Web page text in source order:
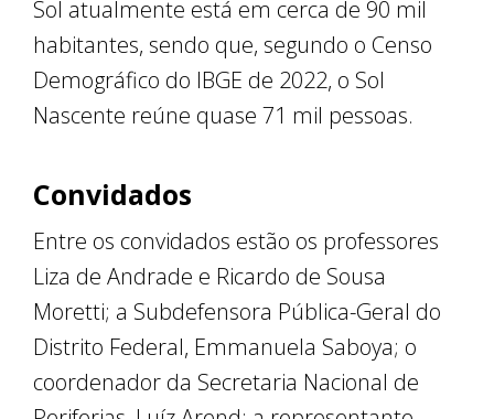
Sol atualmente está em cerca de 90 mil
habitantes, sendo que, segundo o Censo
Demográfico do IBGE de 2022, o Sol
Nascente reúne quase 71 mil pessoas.
Convidados
Entre os convidados estão os professores
Liza de Andrade e Ricardo de Sousa
Moretti; a Subdefensora Pública-Geral do
Distrito Federal, Emmanuela Saboya; o
coordenador da Secretaria Nacional de